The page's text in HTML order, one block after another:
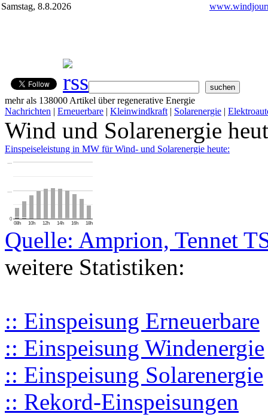
Samstag, 8.8.2026
mehr als 138000 Artikel über regenerative Energie
Nachrichten | Erneuerbare | Kleinwindkraft | Solarenergie |
Wind und Solarenergie
Einspeiseleistung in MW für Wind- und Solarenergie heute:
08h 10h 12h 14h 16h 18h
0
…
…
Quelle: Amprion, Tennet
weitere Statistiken:
:: Einspeisung Erneuerbare
:: Einspeisung Windenergie
:: Einspeisung Solarenergie
:: Rekord-Einspeisungen